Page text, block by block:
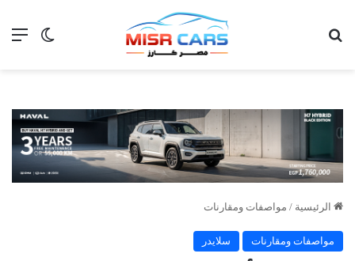
الوضع
الرئيسية / مواصفات ومقارنات
مواصفات ومقارنات سلايدر